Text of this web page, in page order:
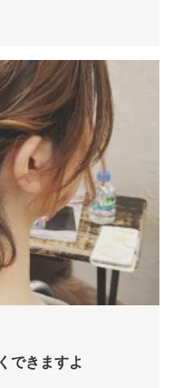
できますよ